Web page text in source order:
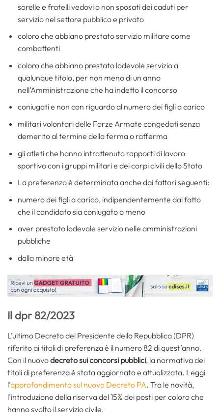
sorelle e fratelli vedovi o non sposati dei caduti per
servizio nel settore pubblico e privato
coloro che abbiano prestato servizio militare come
combattenti
coloro che abbiano prestato lodevole servizio a
qualunque titolo, per non meno di un anno
nell’Amministrazione che ha indetto il concorso
coniugati e non con riguardo al numero dei figli a carico
militari volontari delle Forze Armate congedati senza
demerito al termine della ferma o rafferma
gli atleti che hanno intrattenuto rapporti di lavoro
sportivo con i gruppi militari e dei corpi civili dello Stato
La preferenza è determinata anche dai fattori seguenti:
numero dei figli a carico, indipendentemente dal fatto
che il candidato sia coniugato o meno
aver prestato lodevole servizio nelle amministrazioni
pubbliche
dalla minore età
Il dpr 82/2023
L’ultimo Decreto del Presidente della Repubblica (DPR)
riferito ai titoli di preferenza è il numero 82 di quest’anno.
Con il nuovodecreto sui concorsi pubblici, la normativa dei
titoli di preferenza è stata aggiornata e attualizzata. Leggi
l’approfondimento sul nuovo Decreto PA. Tra le novità,
l’introduzione della riserva del 15% dei posti per coloro che
hanno svolto il servizio civile.